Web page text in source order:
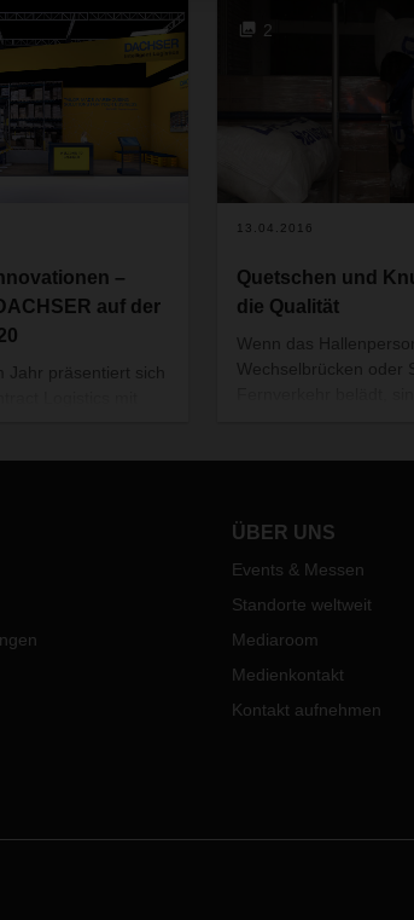
–
auf der
Jahr präsentiert sich
LogiMAT 2020
statt.
2
13.04.2016
Quetschen und
die Qualität
Wenn das
Wechselbrücken oder
gleichzeitig keine
Abmessungen,
Nahverkehrsfahrzeuge
Aufgabe oft schwerer,
denkt. Zum Glück
ÜBER UNS
Events & Messen
Standorte weltweit
Mediaroom
Medienkontakt
Kontakt aufnehmen